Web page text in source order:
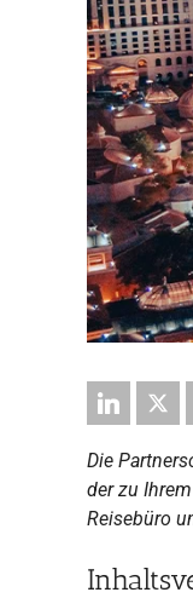
Die
der zu
Reisebüro